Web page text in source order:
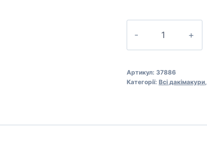
Girl
Dragon
Артикул: 37886
Категорії: Всі дакімакури,